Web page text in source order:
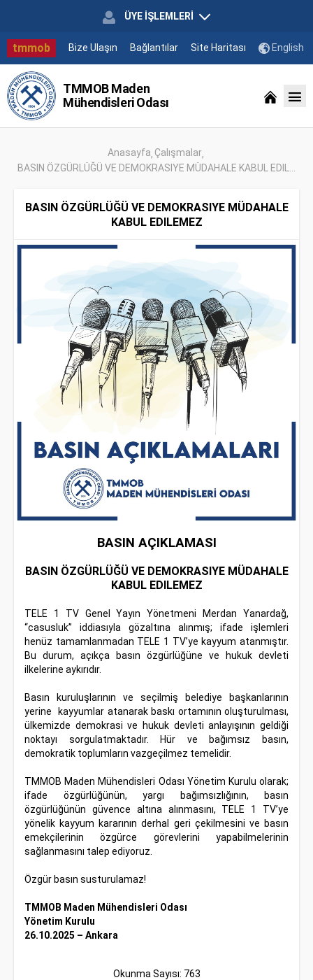
ÜYE İŞLEMLERİ
tmmob Bize Ulaşın Bağlantılar Site Haritası English
TMMOB Maden
Mühendisleri Odası
Anasayfa Çalışmalar
BASIN ÖZGÜRLÜĞÜ VE DEMOKRASIYE MÜDAHALE KABUL EDIL...
BASIN ÖZGÜRLÜĞÜ VE DEMOKRASIYE MÜDAHALE
KABUL EDILEMEZ
BASIN AÇIKLAMASI
BASIN ÖZGÜRLÜĞÜ VE DEMOKRASIYE MÜDAHALE
KABUL EDILEMEZ
TELE 1 TV Genel Yayın Yönetmeni Merdan Yanardağ,
“casusluk” iddiasıyla gözaltına alınmış; ifade işlemleri
henüz tamamlanmadan TELE 1 TV’ye kayyum atanmıştır.
Bu durum, açıkça basın özgürlüğüne ve hukuk devleti
ilkelerine aykırıdır.
Basın kuruluşlarının ve seçilmiş belediye başkanlarının
yerine kayyumlar atanarak baskı ortamının oluşturulması,
ülkemizde demokrasi ve hukuk devleti anlayışının geldiği
noktayı sorgulatmaktadır. Hür ve bağımsız basın,
demokratik toplumların vazgeçilmez temelidir.
TMMOB Maden Mühendisleri Odası Yönetim Kurulu olarak;
ifade özgürlüğünün, yargı bağımsızlığının, basın
özgürlüğünün güvence altına alınmasını, TELE 1 TV’ye
yönelik kayyum kararının derhal geri çekilmesini ve basın
emekçilerinin özgürce görevlerini yapabilmelerinin
sağlanmasını talep ediyoruz.
Özgür basın susturulamaz!
TMMOB Maden Mühendisleri Odası
Yönetim Kurulu
26.10.2025 – Ankara
Okunma Sayısı: 763